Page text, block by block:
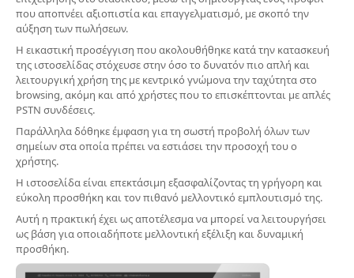
που αποπνέει αξιοπιστία και επαγγελματισμό, με σκοπό την
αύξηση των πωλήσεων.
Η εικαστική προσέγγιση που ακολουθήθηκε κατά την κατασκευή
της ιστοσελίδας στόχευσε στην όσο το δυνατόν πιο απλή και
λειτουργική χρήση της με κεντρικό γνώμονα την ταχύτητα στο
browsing, ακόμη και από χρήστες που το επισκέπτονται με απλές
PSTN συνδέσεις.
Παράλληλα δόθηκε έμφαση για τη σωστή προβολή όλων των
σημείων στα οποία πρέπει να εστιάσει την προσοχή του ο
χρήστης.
Η ιστοσελίδα είναι επεκτάσιμη εξασφαλίζοντας τη γρήγορη και
εύκολη προσθήκη και τον πιθανό μελλοντικό εμπλουτισμό της.
Αυτή η πρακτική έχει ως αποτέλεσμα να μπορεί να λειτουργήσει
ως βάση για οποιαδήποτε μελλοντική εξέλιξη και δυναμική
προσθήκη.